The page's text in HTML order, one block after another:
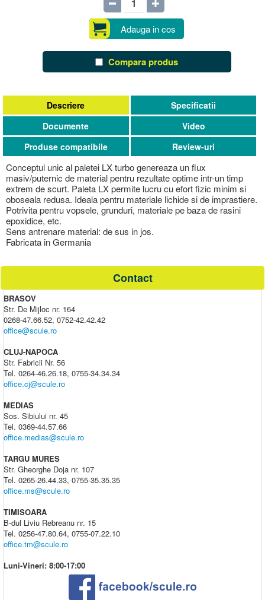
Adauga in cos
Compara produs
Descriere
Conceptul unic al paletei LX turbo genereaza un flux
masiv/puternic de material pentru rezultate optime intr-un timp
extrem de scurt. Paleta LX permite lucru cu efort fizic minim si
oboseala redusa. Ideala pentru materiale lichide si de imprastiere.
Potrivita pentru vopsele, grunduri, materiale pe baza de rasini
epoxidice, etc.
Sens antrenare material: de sus in jos.
Fabricata in Germania
Specificatii
Documente
Video
Produse compatibile
Review-uri
Contact
BRASOV
Str. De Mijloc nr. 164
0268-47.66.52, 0752-42.42.42
office@scule.ro
CLUJ-NAPOCA
Str. Fabricii Nr. 56
Tel. 0264-46.26.18, 0755-34.34.34
office.cj@scule.ro
MEDIAS
Sos. Sibiului nr. 45
Tel. 0369-44.57.66
office.medias@scule.ro
TARGU MURES
Str. Gheorghe Doja nr. 107
Tel. 0265-26.44.33, 0755-35.35.35
office.ms@scule.ro
TIMISOARA
B-dul Liviu Rebreanu nr. 15
Tel. 0256-47.80.64, 0755-07.22.10
office.tm@scule.ro
Luni-Vineri: 8:00-17:00